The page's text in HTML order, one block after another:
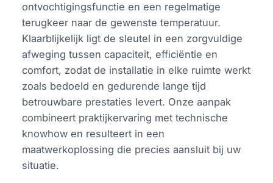
ontvochtigingsfunctie en een regelmatige
terugkeer naar de gewenste temperatuur.
Klaarblijkelijk ligt de sleutel in een zorgvuldige
afweging tussen capaciteit, efficiëntie en
comfort, zodat de installatie in elke ruimte werkt
zoals bedoeld en gedurende lange tijd
betrouwbare prestaties levert. Onze aanpak
combineert praktijkervaring met technische
knowhow en resulteert in een
maatwerkoplossing die precies aansluit bij uw
situatie.